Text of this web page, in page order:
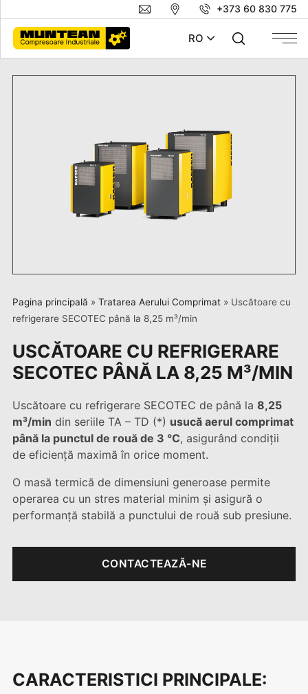
+373 60 830 775
RO
Pagina principală » Tratarea Aerului Comprimat » Uscătoare cu
refrigerare SECOTEC până la 8,25 m³/min
USCĂTOARE CU REFRIGERARE
SECOTEC PÂNĂ LA 8,25 M³/MIN
Uscătoare cu refrigerare SECOTEC de până la 8,25
m³/min din seriile TA – TD (*) usucă aerul comprimat
până la punctul de rouă de 3 °C, asigurând condiții
de eficiență maximă în orice moment.
O masă termică de dimensiuni generoase permite
operarea cu un stres material minim și asigură o
performanță stabilă a punctului de rouă sub presiune.
CONTACTEAZĂ-NE
CARACTERISTICI PRINCIPALE: